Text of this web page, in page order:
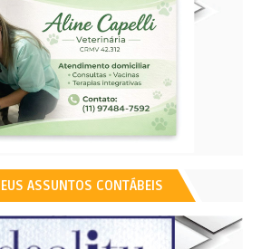
ASSUNTOS CONTÁBEIS